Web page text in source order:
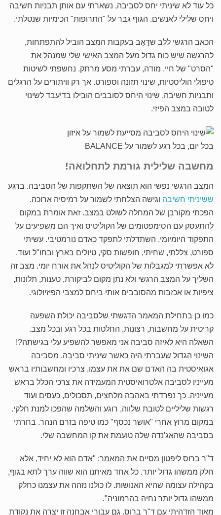
כל עוד לא שיניתי יחס לסביבה, נשארתי עם אותן תבניות חשיבה
ויחס שלילי לאנשים. הגוף גבר על "התרופות" הכימיות שנטלתי.
הכאב הרגשי ללב שדָּאַב בעקבות המצב הוביל להתפתחות,
להרגשה שיש כוח גדול מעל המצב האישי שלי שמנהל את
"הסרט" של חיי. מודה, עברתי מסע מרתק. נחשפתי לשיטות
טיפולי הוליסטיות, שינוי תזונה וספורט. אך רק וויתורים על הרגלים
ותבניות חשיבה, שינוי היחס לסובבים הובילו בדיעבד לשינוי
לטובה במצב הפיזי.
בכל יום, בכל רגע לשמור על BALANCE
מחשבה שלילית גורמת לתחלואה!
המצב הרגשי נפשי הוא תוצאה של השתקפות של הסביבה. ברגע
ששיניתי חשיבה וגישה הצלחתי לשמור על רמיסיה ארוכה.
הפכתי מקורבן של המחלה לשולט במצב. זאת אומרת במקום
להתעסק עם הסימפטומים של הקוליטיס ואיך הם משפיעים על
התפקוד היומיומי. השתדלתי לתפקד כאדם נורמטיבי. עשיתי
ספורט, צללתי, שחיתי, חופשות סקי, טיולים בארץ ובחו"ל ועוד.
לא אפשרתי למגבלות של הקוליטיס לנהל את אורח יומי. מצב זה
השליך על המצב הרגשי ולא נתן מקום לביקורת, טענות, תלונות,
ציפיות או אכזבות מהסובבים אותי ביחס למצבי הפיזיולוגי.
כמו כן בתחילת המאמר הדגשתי שלסביבה יכולת השפעה
קריטית על מחשבות, רצונות, החלטות בכל רגע ובכל מצב.
השאלה היא לאיזה סביבה אני מאפשר להשפיע עלי בגישתה?!
השינוי הגדול שעברתי היה כאשר שיניתי סביבה. מסביבה
אגואיסטית בה האדם שם את את עצמו, צרכיו ומחשבותיו בראש
מעייניו לסביבה אלטרואיסטית המעמידה את צרכי הכלל בראש
מעייניה. כך נפרדתי באהבה מלחצים, תסכולים, כעסים ועוד
רגשות שליליים לטובת שלווה, רוגע והשלמה שהפכו למנת חלקי.
במקום מרוץ אחרי "אושר נכסף" כמו טיפה בזרם הנהר. בחרתי
בסביבה שהאג'נדה שלה טועמת את קו המחשבה שלי.
ד"ר ברוס ליפטון מסיים את המאמר: "אדם הוא לא יחיד, אלא
חלק ממשהו גדול יותר. כל אחד מאיתנו הוא שווה ערך לתא בגוף,
בקהילה עצומה שהיא האנושות. לו כולנו נזהה את עצמנו כחלק
ממשהו גדול יותר נחיה בהרמוניה".
מאוד הזדהיתי עם ד"ר ברוס. גם עבורי אבחנה זו יצרה את נקודת